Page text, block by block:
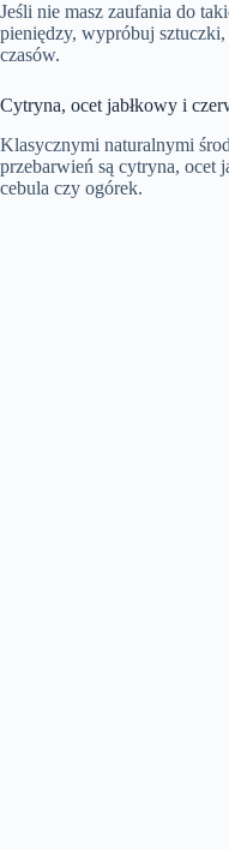
Jeśli nie masz zaufania do
pieniędzy, wypróbuj sztuczki,
czasów.
Cytryna, ocet jabłkowy i
Klasycznymi naturalnymi
przebarwień są cytryna, ocet
cebula czy ogórek.